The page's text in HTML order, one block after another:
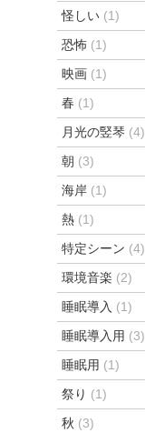
怪しい (1)
恐怖 (1)
映画 (1)
春 (1)
月光の竪琴 (4)
朝 (3)
海岸 (1)
熱 (1)
特定シーン (4)
環境音楽 (2)
睡眠導入 (1)
睡眠導入用 (3)
睡眠用 (1)
祭り (1)
秋 (3)